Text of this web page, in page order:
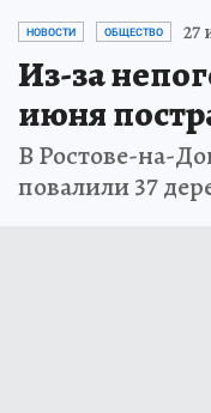
НОВОСТИ ОБЩЕСТВО 27
Из-за
июня
В Ростове-на-
повалили 37